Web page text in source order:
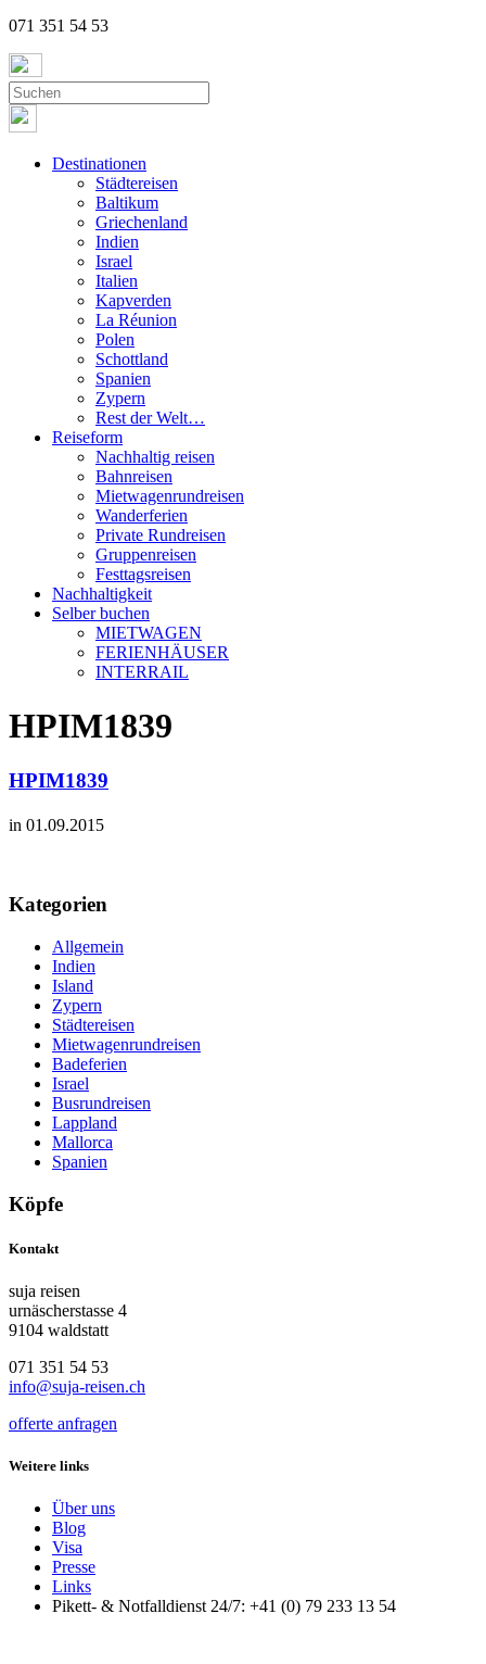
071 351 54 53
Destinationen
Städtereisen
Baltikum
Griechenland
Indien
Israel
Italien
Kapverden
La Réunion
Polen
Schottland
Spanien
Zypern
Rest der Welt…
Reiseform
Nachhaltig reisen
Bahnreisen
Mietwagenrundreisen
Wanderferien
Private Rundreisen
Gruppenreisen
Festtagsreisen
Nachhaltigkeit
Selber buchen
MIETWAGEN
FERIENHÄUSER
INTERRAIL
HPIM1839
HPIM1839
in 01.09.2015
Kategorien
Allgemein
Indien
Island
Zypern
Städtereisen
Mietwagenrundreisen
Badeferien
Israel
Busrundreisen
Lappland
Mallorca
Spanien
Köpfe
Kontakt
suja reisen
urnäscherstasse 4
9104 waldstatt
071 351 54 53
info@suja-reisen.ch
offerte anfragen
Weitere links
Über uns
Blog
Visa
Presse
Links
Pikett- & Notfalldienst 24/7: +41 (0) 79 233 13 54